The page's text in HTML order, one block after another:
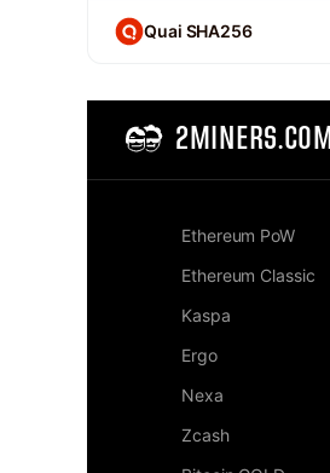
Quai SHA256
2MINERS.COM
Ethereum PoW
Ethereum Classic
Kaspa
Ergo
Nexa
Zcash